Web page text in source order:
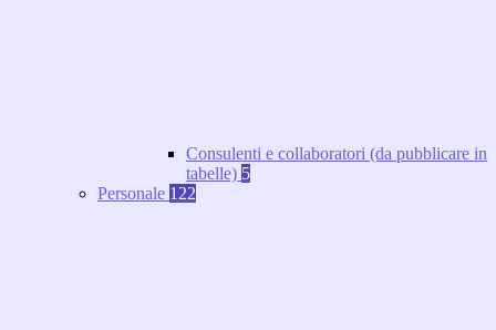
Consulenti e collaboratori (da pubblicare in
tabelle) 5
Personale 122